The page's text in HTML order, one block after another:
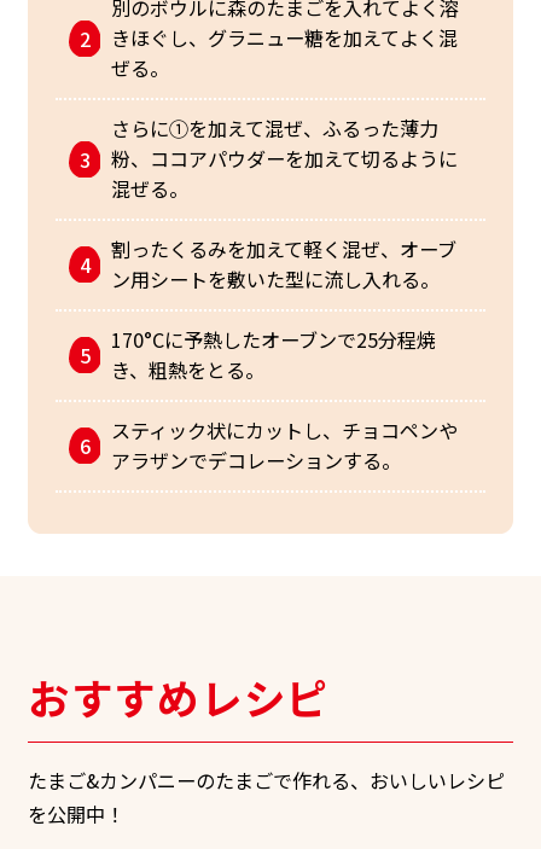
別のボウルに森のたまごを入れてよく溶
きほぐし、グラニュー糖を加えてよく混
ぜる。
さらに①を加えて混ぜ、ふるった薄力
粉、ココアパウダーを加えて切るように
混ぜる。
割ったくるみを加えて軽く混ぜ、オーブ
ン用シートを敷いた型に流し入れる。
170°Cに予熱したオーブンで25分程焼
き、粗熱をとる。
スティック状にカットし、チョコペンや
アラザンでデコレーションする。
おすすめレシピ
たまご&カンパニーのたまごで作れる、おいしいレシピ
を公開中！